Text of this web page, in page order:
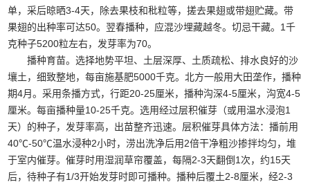
单，采后晾晒3-4天，除去果枝和秕粒等，搓去果翅或带翅贮藏。带
果翅的出种率可达50。翌春播种，应混沙埋藏越冬。切忌干藏。1千
克种子5200粒左右，发芽率为70。
播种育苗。选择地势平坦、土层深厚、土质疏松、排水良好的沙
壤土，细致整地，每亩施基肥5000千克。北方一般用大田垄作，播种
期4月。采用条播方式，行距20-25厘米，播种沟深4-5厘米，沟宽4-5
厘米。每亩播种量10-25千克。选用经过层积催芽（或用温水浸泡1
天）的种子，发芽率高，出苗整齐迅速。层积催芽具体方法：播前用
40℃-50℃温水浸种2小时，涝出洗净后用2倍干净粗沙掺拌均匀，堆
于室内催芽。催芽时用湿润草帘覆盖，每隔2-3天翻倒1次，约15天
后，待种子有1/3开始发芽时即可播种。播种后覆土2-8厘米，经2-3